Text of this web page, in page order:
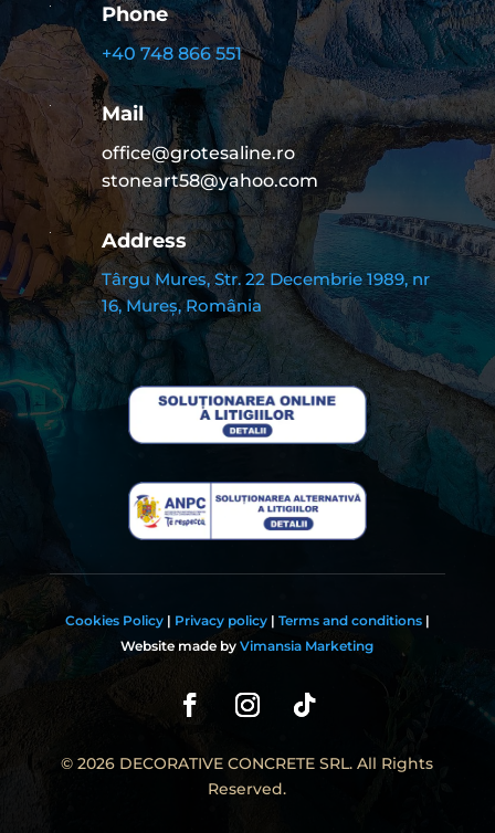
Phone
+40 748 866 551
Mail
office@grotesaline.ro
stoneart58@yahoo.com
Address
Târgu Mures, Str. 22 Decembrie 1989, nr
16, Mureș, România
Cookies Policy | Privacy policy | Terms and conditions |
Website made by Vimansia Marketing
© 2026 DECORATIVE CONCRETE SRL. All Rights
Reserved.